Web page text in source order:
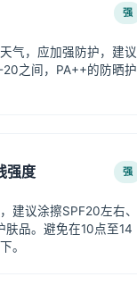
强
气，应加强防护，建议
20之间，PA++的防晒护
强度 强
建议涂擦SPF20左右、
肤品。避免在10点至14
。